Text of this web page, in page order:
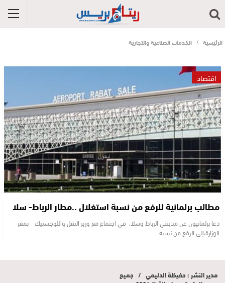
الرئيسية الخدمات الصناعية والتجارية
اقتصاد
مطالب برلمانية للرفع من نسبة استغلال ..مطار الرباط- سلا
دعا برلمانيون عن مدينتي الرباط وسلا، في اجتماع مع وزير النقل واللوجستيك بمقر
الوزارة،إلى الرفع من نسبة…
مدير النشر : حفيظة الدليمي / جميع